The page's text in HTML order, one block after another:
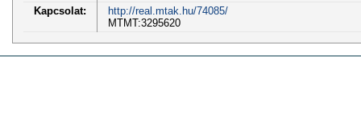
Kapcsolat:
http://real.mtak.hu/74085/
MTMT:3295620